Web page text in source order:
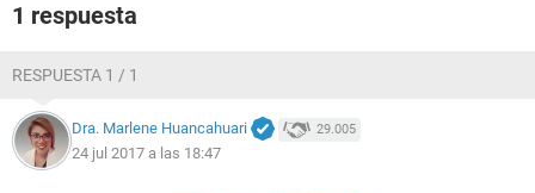
1 respuesta
RESPUESTA 1 / 1
Dra. Marlene Huancahuari 29.005
24 jul 2017 a las 18:47